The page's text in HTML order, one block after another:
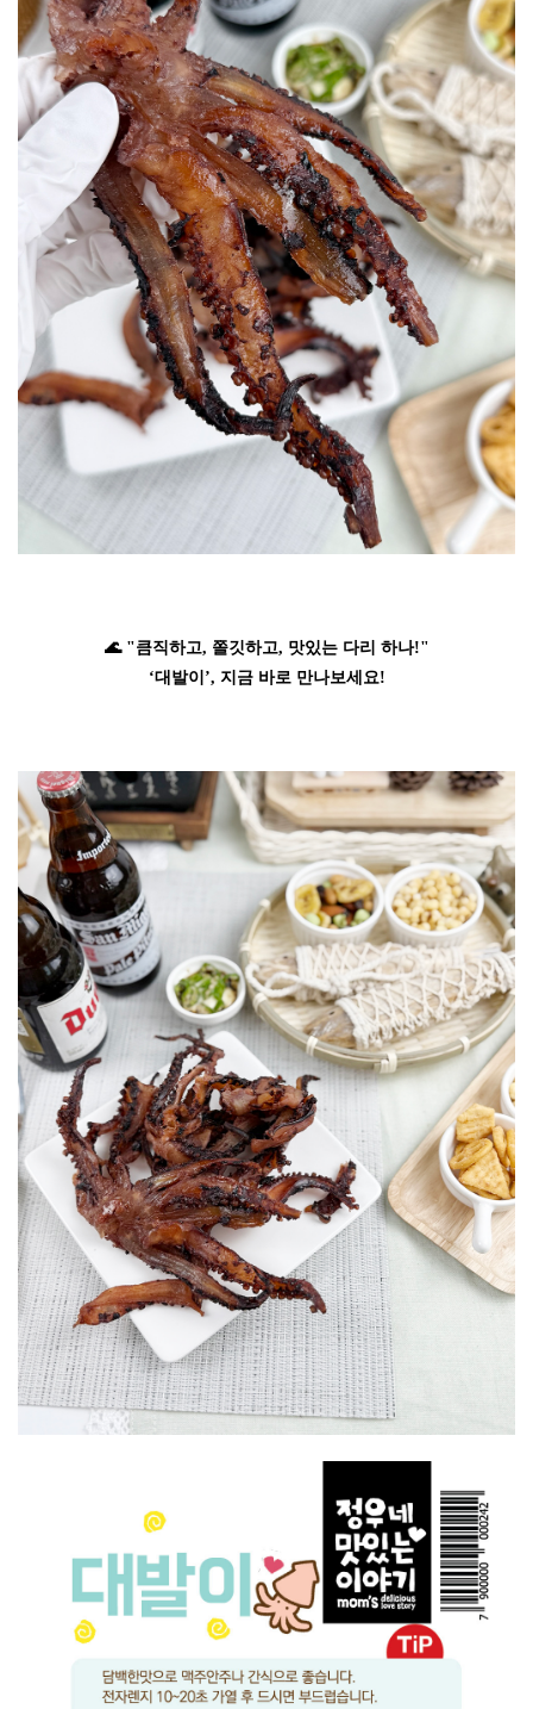
🌊 "큼직하고, 쫄깃하고, 맛있는 다리 하나!"
‘대발이’, 지금 바로 만나보세요!